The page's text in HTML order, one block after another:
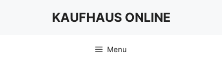
KAUFHAUS ONLINE
Menu